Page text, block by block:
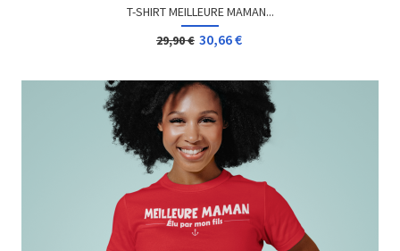
T-SHIRT MEILLEURE MAMAN...
29,90 € 30,66 €